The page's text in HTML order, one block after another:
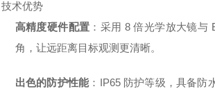
技术优势
高精度硬件配置 ：采用 8 倍光学放大镜与
角，让远距离目标观测更清晰。
出色的防护性能 ：IP65 防护等级，具备